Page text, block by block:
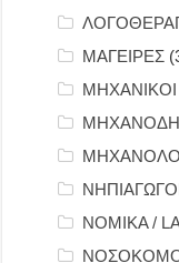
ΜΑΓΕΙΡΕΣ
ΝΟΜΙΚΑ /